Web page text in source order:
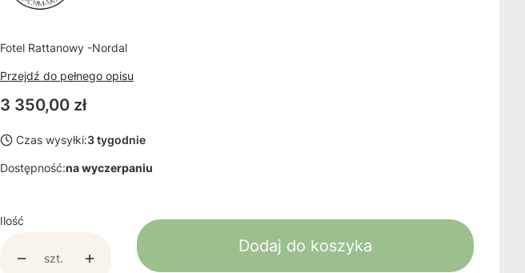
Fotel Rattanowy -Nordal
Przejdź do pełnego opisu
Cena
3 350,00 zł
Czas wysyłki:3 tygodnie
Dostępność:na wyczerpaniu
Ilość
szt.
Dodaj do koszyka